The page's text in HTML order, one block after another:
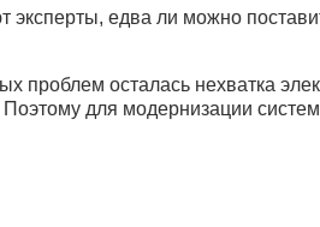
едва ли можно
осталась нехватка
для модернизации